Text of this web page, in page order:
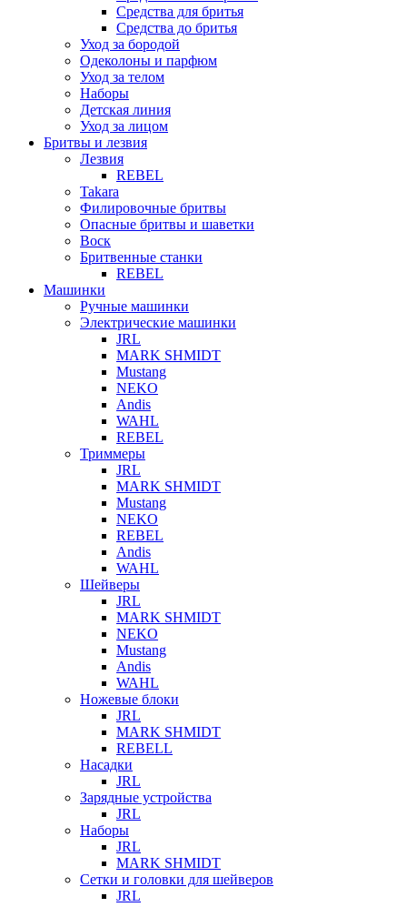
Средства для бритья
Средства до бритья
Уход за бородой
Одеколоны и парфюм
Уход за телом
Наборы
Детская линия
Уход за лицом
Бритвы и лезвия
Лезвия
REBEL
Takara
Филировочные бритвы
Опасные бритвы и шаветки
Воск
Бритвенные станки
REBEL
Машинки
Ручные машинки
Электрические машинки
JRL
MARK SHMIDT
Mustang
NEKO
Andis
WAHL
REBEL
Триммеры
JRL
MARK SHMIDT
Mustang
NEKO
REBEL
Andis
WAHL
Шейверы
JRL
MARK SHMIDT
NEKO
Mustang
Andis
WAHL
Ножевые блоки
JRL
MARK SHMIDT
REBELL
Насадки
JRL
Зарядные устройства
JRL
Наборы
JRL
MARK SHMIDT
Сетки и головки для шейверов
JRL